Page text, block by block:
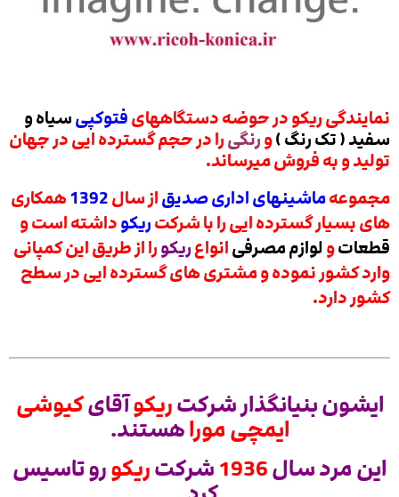
نمایندگی ریکو در حوضه دستگاههایفتوکپیسیاه و
سفید ( تک رنگ )ورنگیرا در حجم گسترده ایی در جهان
تولید و به فروش میرساند.
مجموعهماشینهای اداری صدیقاز سال1392همکاری
های بسیار گسترده ایی را با شرکتریکوداشته است و
قطعاتولوازم مصرفیانواعریکورا از طریق این کمپانی
وارد کشور نموده و مشتری های گسترده ایی در سطح
کشور دارد.
ایشون بنیانگذار شرکتریکوآقایکیوشی
ایمچی موراهستند.
این مرد سال1936شرکتریکورو تاسیس